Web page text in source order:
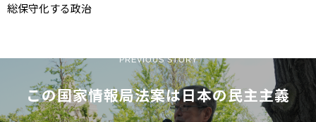
総保守化する政治
PREVIOUS STORY
この国家情報局法案は日本の民主主義